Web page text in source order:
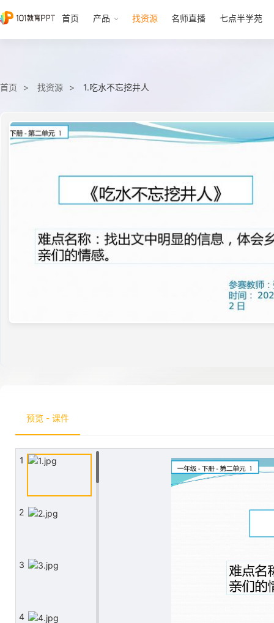
首页 产品 找资源 名师直播 七点半学苑
首页 找资源 1.吃水不忘挖井人
预览 - 课件
1
2
3
4